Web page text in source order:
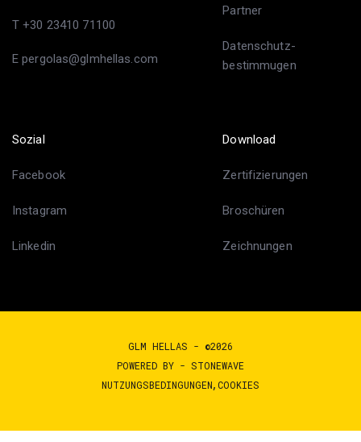
T +30 23410 71100
E pergolas@glmhellas.com
Partner
Datenschutz-
bestimmugen
Sozial
Facebook
Instagram
Linkedin
Download
Zertifizierungen
Broschüren
Zeichnungen
GLM HELLAS - ©2026
POWERED BY - STONEWAVE
NUTZUNGSBEDINGUNGEN COOKIES